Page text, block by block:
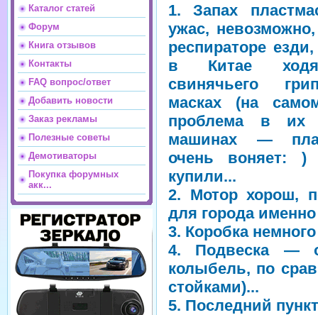
Каталог статей
Форум
Книга отзывов
Контакты
FAQ вопрос/ответ
Добавить новости
Заказ рекламы
Полезные советы
Демотиваторы
Покупка форумных
акк...
1. Запах
ужас,
респираторе
в Китае
свинячьего
масках (на
проблема в их
машинах —
очень воняет: )
купили...
2. Мотор хорош,
для города
3. Коробка
4. Подвеска —
колыбель, по
стойками)...
5. Последний